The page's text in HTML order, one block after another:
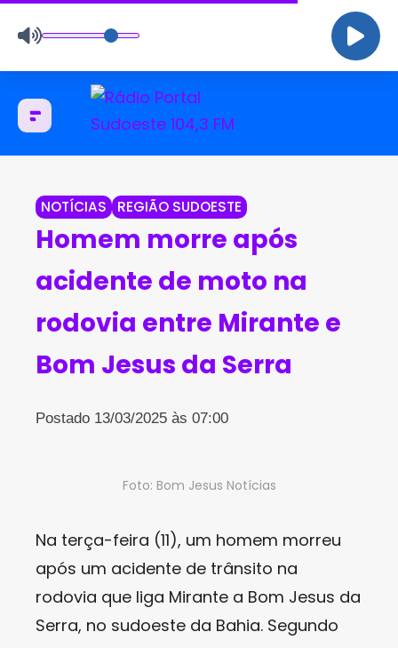
NOTÍCIAS REGIÃO SUDOESTE
Homem morre após
acidente de moto na
rodovia entre Mirante e
Bom Jesus da Serra
Postado 13/03/2025 às 07:00
Foto: Bom Jesus Notícias
Na terça-feira (11), um homem morreu
após um acidente de trânsito na
rodovia que liga Mirante a Bom Jesus da
Serra, no sudoeste da Bahia. Segundo